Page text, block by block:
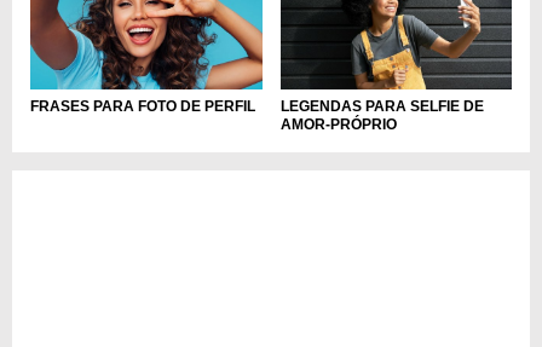
FRASES PARA FOTO DE PERFIL
LEGENDAS PARA SELFIE DE
AMOR-PRÓPRIO